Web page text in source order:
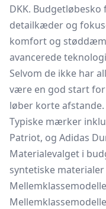
DKK.
detailkæder og
komfort og
avancerede
Selvom de ikke har
være en god start
løber korte afstande.
Typiske mærker
Patriot, og Adidas
Materialevalget i
syntetiske